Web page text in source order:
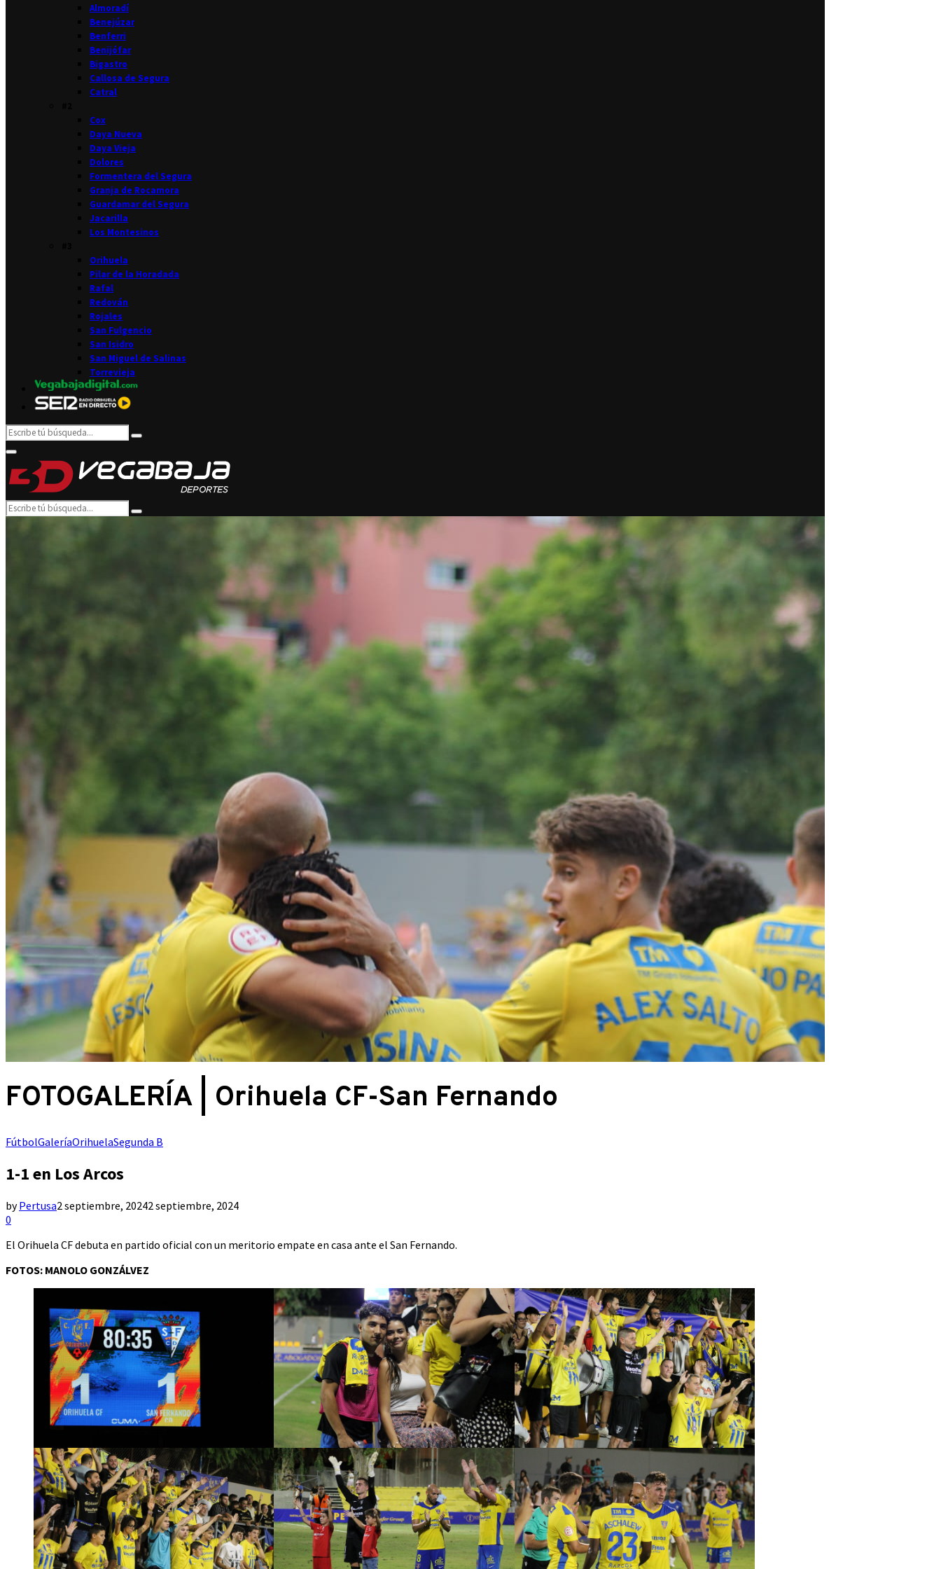
Almoradí
Benejúzar
Benferri
Benijófar
Bigastro
Callosa de Segura
Catral
Cox
Daya Nueva
Daya Vieja
Dolores
Formentera del Segura
Granja de Rocamora
Guardamar del Segura
Jacarilla
Los Montesinos
Orihuela
Pilar de la Horadada
Rafal
Redován
Rojales
San Fulgencio
San Isidro
San Miguel de Salinas
Torrevieja
Search
for:
Search
Primary
Menu
Search
for:
Search
FOTOGALERÍA | Orihuela CF-San Fernando
FútbolGaleríaOrihuelaSegunda B
1-1 en Los Arcos
byPertusa2 septiembre, 20242 septiembre, 2024
0
El Orihuela CF debuta en partido oficial con un meritorio empate en casa ante el San Fernando.
FOTOS: MANOLO GONZÁLVEZ